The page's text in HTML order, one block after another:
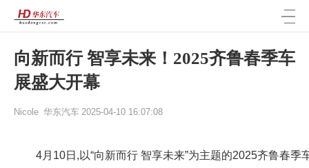
向新而行 智享未来！2025齐鲁春季车
展盛大开幕
Nicole 华东汽车 2025-04-10 16:07:08
4月10日,以“向新而行 智享未来”为主题的2025齐鲁春